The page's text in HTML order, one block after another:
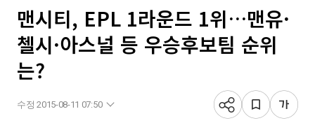
맨시티, EPL 1라운드 1위…맨유·
첼시·아스널 등 우승후보팀 순위
는?
수정 2015-08-11 07:50